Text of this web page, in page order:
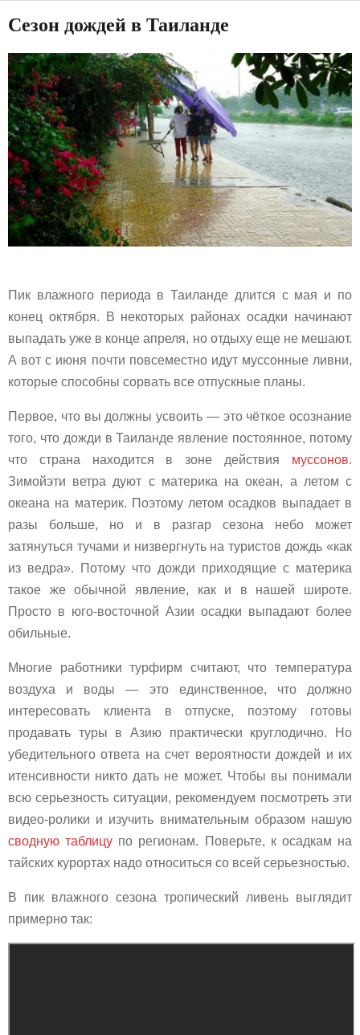
Сезон дождей в Таиланде
Пик влажного периода в Таиланде длится с мая и по
конец октября. В некоторых районах осадки начинают
выпадать уже в конце апреля, но отдыху еще не мешают.
А вот с июня почти повсеместно идут муссонные ливни,
которые способны сорвать все отпускные планы.
Первое, что вы должны усвоить — это чёткое осознание
того, что дожди в Таиланде явление постоянное, потому
что страна находится в зоне действия муссонов.
Зимойэти ветра дуют с материка на океан, а летом с
океана на материк. Поэтому летом осадков выпадает в
разы больше, но и в разгар сезона небо может
затянуться тучами и низвергнуть на туристов дождь «как
из ведра». Потому что дожди приходящие с материка
такое же обычной явление, как и в нашей широте.
Просто в юго-восточной Азии осадки выпадают более
обильные.
Многие работники турфирм считают, что температура
воздуха и воды — это единственное, что должно
интересовать клиента в отпуске, поэтому готовы
продавать туры в Азию практически круглодично. Но
убедительного ответа на счет вероятности дождей и их
итенсивности никто дать не может. Чтобы вы понимали
всю серьезность ситуации, рекомендуем посмотреть эти
видео-ролики и изучить внимательным образом нашую
сводную таблицу по регионам. Поверьте, к осадкам на
тайских курортах надо относиться со всей серьезностью.
В пик влажного сезона тропический ливень выглядит
примерно так: